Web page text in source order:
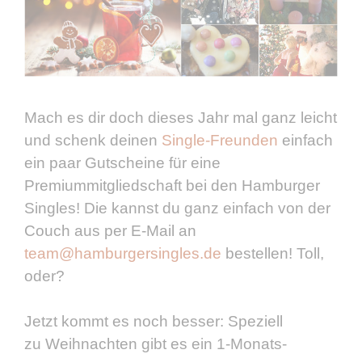
Mach es dir doch dieses Jahr mal ganz leicht
und schenk deinen Single-Freunden einfach
ein paar Gutscheine für eine
Premiummitgliedschaft bei den Hamburger
Singles! Die kannst du ganz einfach von der
Couch aus per E-Mail an
team@hamburgersingles.de bestellen! Toll,
oder?
Jetzt kommt es noch besser: Speziell
zu Weihnachten gibt es ein 1-Monats-